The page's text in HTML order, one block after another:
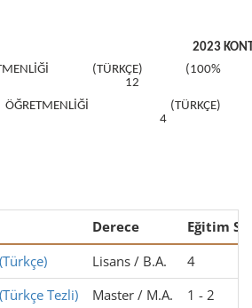
2023
(TÜRKÇE) (100%
12
(TÜRKÇE)
4
Derece
Eğitim
Lisans / B.A.
4
Tezli)
Master / M.A. 1 - 2